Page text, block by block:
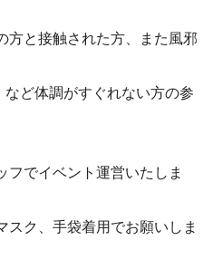
と接触された方、また風邪
ど体調がすぐれない方の参
フでイベント運営いたしま
スク、手袋着用でお願いしま